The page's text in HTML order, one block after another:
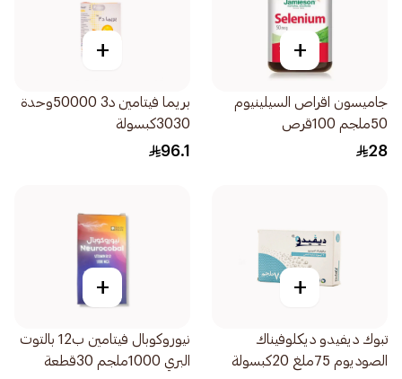
+
جاميسون اقراص السيلينيوم
50ملجم 100قرص
28
+
بريما فيتامين د3 50000وحدة
3030كبسولة
96.1
+
تبوك ديفيدو ديكلوفيناك
الصوديوم 75ملغ 20كبسولة
+
نيوروكوبال فيتامين ب12 بالتوت
البري 1000ملجم 30قطعة